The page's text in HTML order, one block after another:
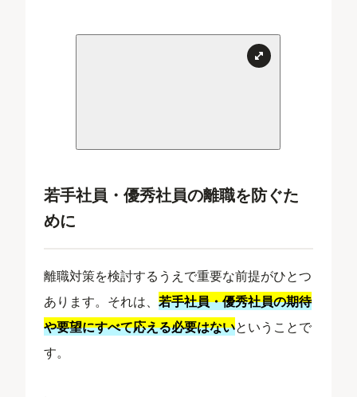
若手社員・優秀社員の離職を防ぐた
めに
離職対策を検討するうえで重要な前提がひとつ
あります。それは、若手社員・優秀社員の期待
や要望にすべて応える必要はないということで
す。